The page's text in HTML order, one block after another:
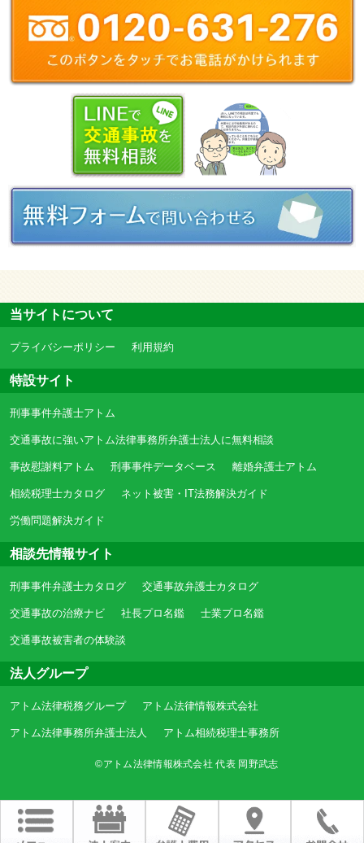
当サイトについて
プライバシーポリシー 利用規約
特設サイト
刑事事件弁護士アトム
交通事故に強いアトム法律事務所弁護士法人に無料相談
事故慰謝料アトム 刑事事件データベース 離婚弁護士アトム
相続税理士カタログ ネット被害・IT法務解決ガイド
労働問題解決ガイド
相談先情報サイト
刑事事件弁護士カタログ 交通事故弁護士カタログ
交通事故の治療ナビ 社長プロ名鑑 士業プロ名鑑
交通事故被害者の体験談
法人グループ
アトム法律税務グループ アトム法律情報株式会社
アトム法律事務所弁護士法人 アトム相続税理士事務所
©アトム法律情報株式会社 代表 岡野武志